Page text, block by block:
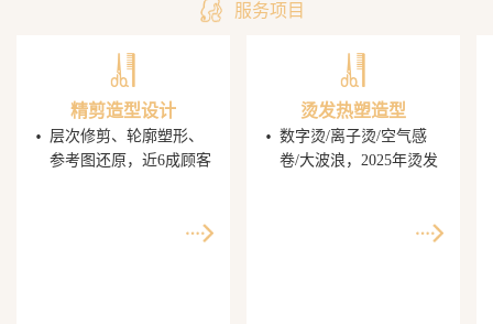
服务项目
精剪造型设计
· 层次修剪、轮廓塑形、
参考图还原，近6成顾客
烫发热塑造型
· 数字烫/离子烫/空气感
卷/大波浪，2025年烫发
世代最爱分享的发型设